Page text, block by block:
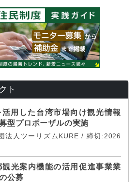
ト
用した台湾市場向け観光情報
型プロポーザルの実施
法人ツーリズムKURE / 締切:2026
光案内機能の活用促進事業業
公募